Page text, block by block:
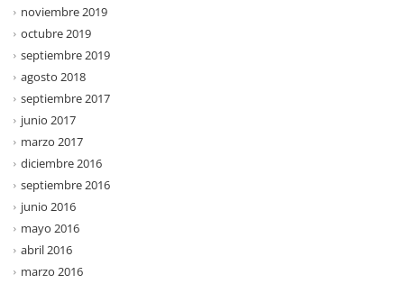
noviembre 2019
octubre 2019
septiembre 2019
agosto 2018
septiembre 2017
junio 2017
marzo 2017
diciembre 2016
septiembre 2016
junio 2016
mayo 2016
abril 2016
marzo 2016